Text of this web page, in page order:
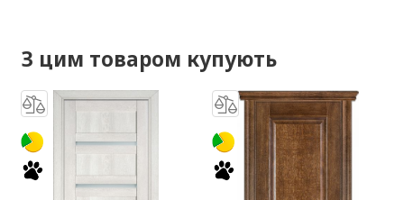
З цим товаром купують